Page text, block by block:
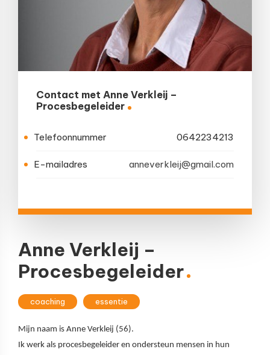
Anne Verkleij –
Procesbegeleider
coaching essentie
Mijn naam is Anne Verkleij (56).
Ik werk als procesbegeleider en ondersteun mensen in hun
Contact met Anne Verkleij –
Procesbegeleider
Telefoonnummer 0642234213
E-mailadres anneverkleij@gmail.com